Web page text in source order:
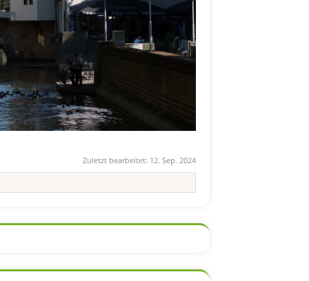
Zuletzt bearbeitet: 12. Sep. 2024